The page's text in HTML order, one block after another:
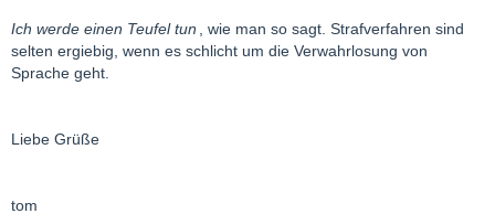
Ich werde einen Teufel tun
, wie man so sagt. Strafverfahren sind
selten ergiebig, wenn es schlicht um die Verwahrlosung von
Sprache geht.
Liebe Grüße
tom